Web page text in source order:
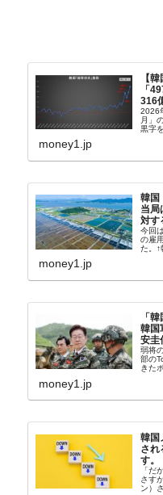
【
「
316
2026
月」
黒字
の経
money1.jp
韓国
当局
対す
今回
の雇
た。↑
たと
money1.jp
「
韓国
安圭
弱将
部の
きた
さん
money1.jp
韓国
され
す。
「だ
さす
ン）